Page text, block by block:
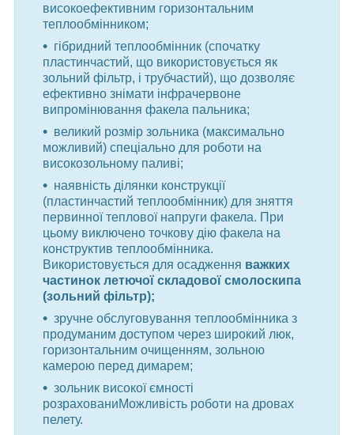
високоефективним горизонтальним
теплообмінником;
гібридний теплообмінник (спочатку
пластинчастий, що використовується як
зольний фільтр, і трубчастий), що дозволяє
ефективно знімати інфрачервоне
випромінювання факела пальника;
великий розмір зольника (максимально
можливий) спеціально для роботи на
високозольному паливі;
наявність ділянки конструкції
(пластинчастий теплообмінник) для зняття
первинної теплової напруги факела. При
цьому виключено точкову дію факела на
конструктив теплообмінника.
Використовується для осадження важких
частинок летючої складової смолоскипа
(зольний фільтр);
зручне обслуговування теплообмінника з
продуманим доступом через широкий люк,
горизонтальним очищенням, зольною
камерою перед димарем;
зольник високої ємності
розрахованиМожливість роботи на дровах
пелету.